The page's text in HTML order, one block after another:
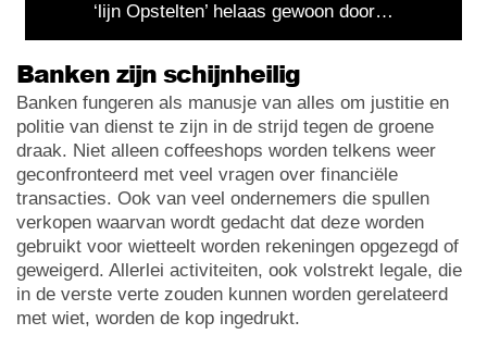
‘lijn Opstelten’ helaas gewoon door…
Banken zijn schijnheilig
Banken fungeren als manusje van alles om justitie en
politie van dienst te zijn in de strijd tegen de groene
draak. Niet alleen coffeeshops worden telkens weer
geconfronteerd met veel vragen over financiële
transacties. Ook van veel ondernemers die spullen
verkopen waarvan wordt gedacht dat deze worden
gebruikt voor wietteelt worden rekeningen opgezegd of
geweigerd. Allerlei activiteiten, ook volstrekt legale, die
in de verste verte zouden kunnen worden gerelateerd
met wiet, worden de kop ingedrukt.